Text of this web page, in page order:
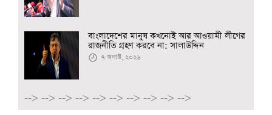
বাংলাদেশের মানুষ কখনোই আর আওয়ামী লীগের
রাজনীতি গ্রহণ করবে না: সালাউদ্দিন
৭ অগাস্ট, ২০২৬
--> --> --> --> --> --> --> --> --> -->